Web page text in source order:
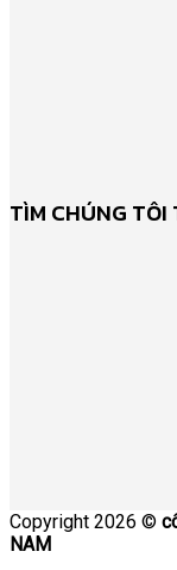
TÌM CHÚNG TÔI
Copyright 2026 ©
NAM